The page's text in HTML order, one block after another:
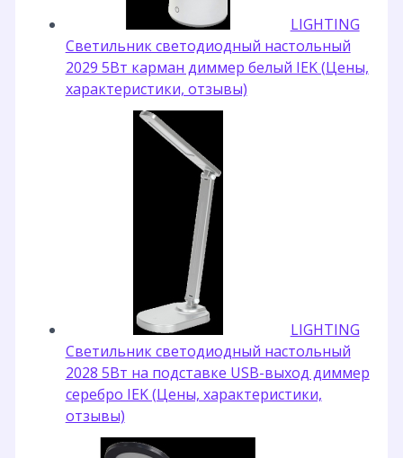
LIGHTING
Светильник светодиодный настольный
2029 5Вт карман диммер белый IEK (Цены,
характеристики, отзывы)
LIGHTING
Светильник светодиодный настольный
2028 5Вт на подставке USB-выход диммер
серебро IEK (Цены, характеристики,
отзывы)